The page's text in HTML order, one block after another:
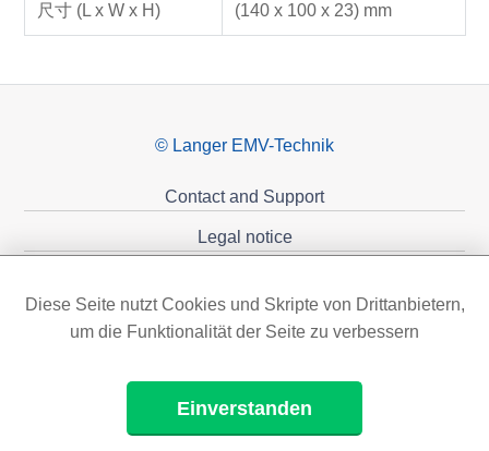
尺寸 (L x W x H) (140 x 100 x 23) mm
© Langer EMV-Technik
Contact and Support
Legal notice
Diese Seite nutzt Cookies und Skripte von Drittanbietern,
um die Funktionalität der Seite zu verbessern
Einverstanden